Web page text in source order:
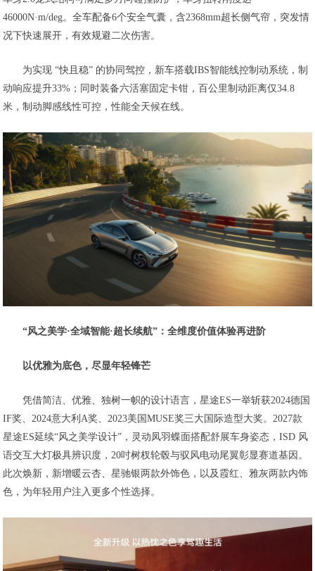
46000N·m/deg。全车配备6个安全气囊，含2368mm超长侧气帘，突发情
况下快速展开，有效规避二次伤害。
为实现 “快且稳” 的协同驾控，新车搭载IBS智能线控制动系统，制
动响应提升33%；同时装备六活塞固定卡钳，百公里制动距离仅34.8
米，制动脚感线性可控，性能全天候在线。
“风之美学·全域智能·超长续航”：全维度价值体验再进阶
以优雅为底色，尽显年轻锋芒
凭借简洁、优雅、独树一帜的设计语言，星途ES一举斩获2024德国
IF奖、2024意大利A奖、2023美国MUSE奖三大国际造型大奖。2027款
星途ES延续“风之美学设计”，灵动凤羽蝶面搭配舒展车身姿态，ISD 风
语交互大灯极具辨识度，20吋树杈轮毂与驭风电动尾翼彰显赛道基因。
此次焕新，新增暖云杏、星驰银两款外饰色，以及霞红、雅灰两款内饰
色，为年轻用户注入更多个性选择。